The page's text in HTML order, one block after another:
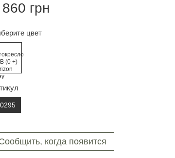
грн
цвет
когда появится